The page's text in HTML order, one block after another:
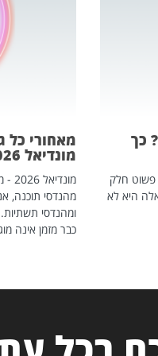
כך
פשוט חלק
היא לא
מאחורי כל
מונדיאל 2026
ומהנדסי
כבר מזמן אינה